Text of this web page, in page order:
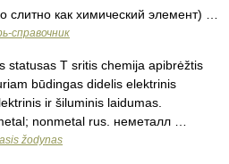
слитно как химический элемент) …
справочник
statusas T sritis chemija apibrėžtis
būdingas didelis elektrinis
ir šiluminis laidumas.
nonmetal rus. неметалл …
žodynas